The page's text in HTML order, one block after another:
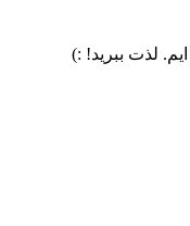
لذت ببرید! :)